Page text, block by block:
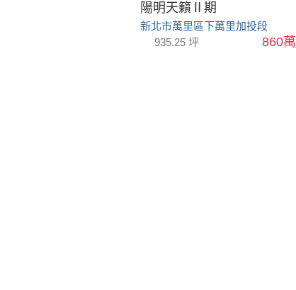
陽明天籟Ⅱ期
新北市萬里區下萬里加投段
860萬
935.25 坪